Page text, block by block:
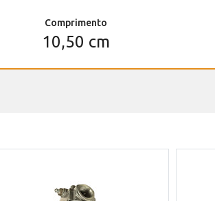
Comprimento
10,50 cm